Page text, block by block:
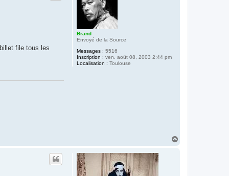
Brand
Envoyé de la Source
Messages : 5516
Inscription : ven. août 08, 2003 2:44 pm
Localisation : Toulouse
file tous les